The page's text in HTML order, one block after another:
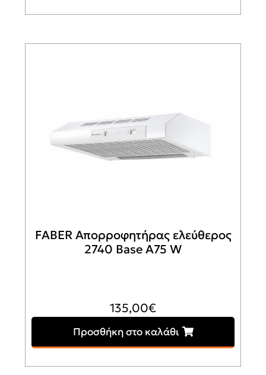
FABER Απορροφητήρας ελεύθερος
2740 Base A75 W
135,00€
Προσθήκη στο καλάθι